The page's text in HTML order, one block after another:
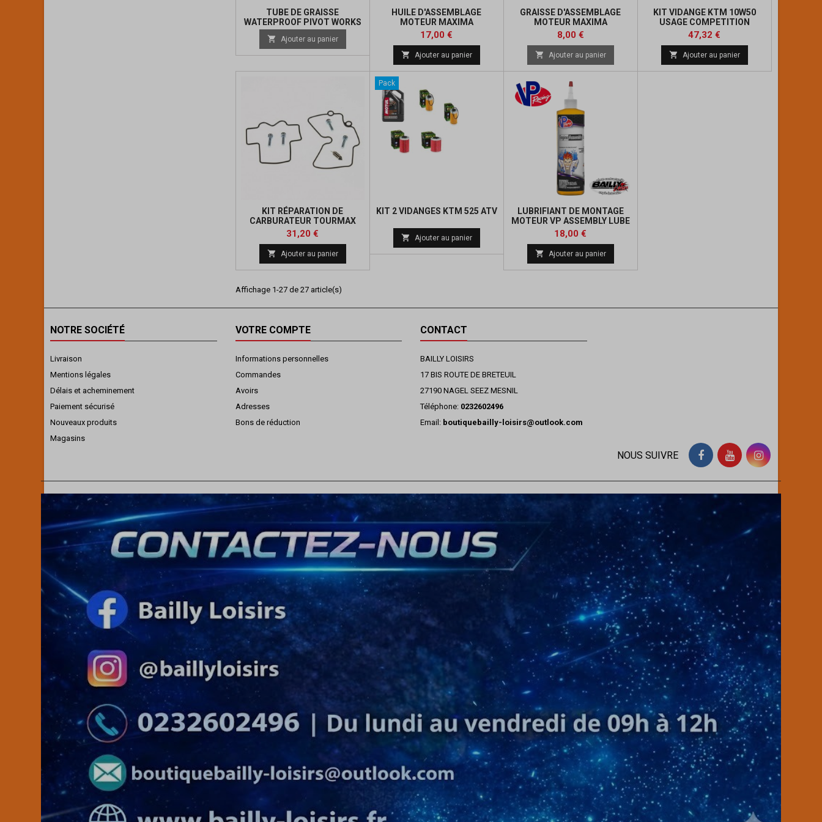
TUBE DE GRAISSE
WATERPROOF PIVOT WORKS
 Ajouter au panier
HUILE D'ASSEMBLAGE
MOTEUR MAXIMA
Prix
17,00 €
 Ajouter au panier
GRAISSE D'ASSEMBLAGE
MOTEUR MAXIMA
Prix
8,00 €
 Ajouter au panier
KIT VIDANGE KTM 10W50
USAGE COMPETITION
Prix
47,32 €
base
 Ajouter au panier
KIT RÉPARATION DE
CARBURATEUR TOURMAX
Prix
31,20 €
 Ajouter au panier
Pack
KIT 2 VIDANGES KTM 525 ATV
de
 Ajouter au panier
LUBRIFIANT DE MONTAGE
MOTEUR VP ASSEMBLY LUBE
(355 ML)
Prix
18,00 €
 Ajouter au panier
Affichage 1-27 de 27 article(s)
NOTRE SOCIÉTÉ
Livraison
Mentions légales
Délais et acheminement
Paiement sécurisé
Nouveaux produits
Magasins
VOTRE COMPTE
Informations personnelles
Commandes
Avoirs
Adresses
Bons de réduction
CONTACT
BAILLY LOISIRS
17 BIS ROUTE DE BRETEUIL
27190 NAGEL SEEZ MESNIL
Téléphone: 0232602496
Email: boutiquebailly-loisirs@outlook.com
NOUS SUIVRE